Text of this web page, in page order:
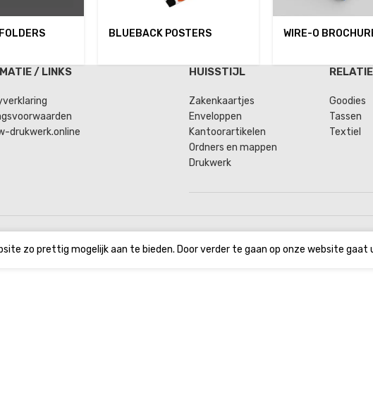
BLUEBACK POSTERS WIRE-O
/ LINKS
drukwerk.online
HUISSTIJL
Zakenkaartjes
Enveloppen
Kantoorartikelen
Ordners en mappen
Drukwerk
Goodies
Tassen
Textiel
zo prettig mogelijk aan te bieden. Door verder te gaan op onze website gaat